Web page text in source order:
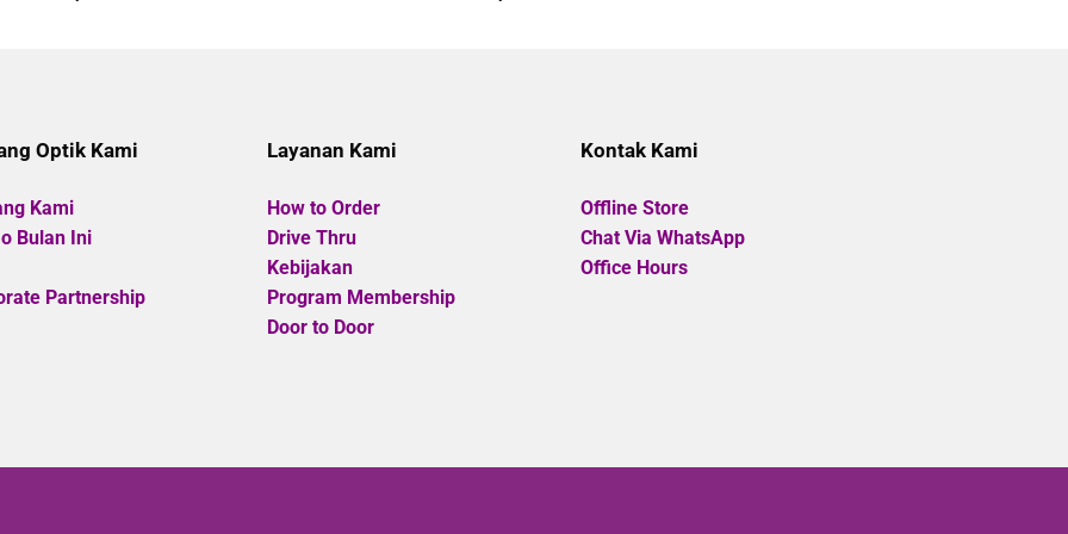
Optik Kami
Kami
Bulan Ini
Partnership
Layanan Kami
How to Order
Drive Thru
Kebijakan
Program Membership
Door to Door
Kontak Kami
Offline Store
Chat Via WhatsApp
Office Hours